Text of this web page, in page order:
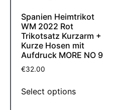
Spanien Heimtrikot
WM 2022 Rot
Trikotsatz Kurzarm +
Kurze Hosen mit
Aufdruck MORE NO 9
€32.00
Select options